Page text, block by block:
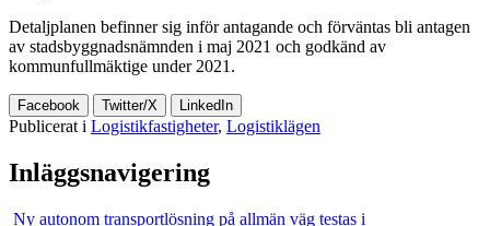
Detaljplanen befinner sig inför antagande och förväntas bli antagen
av stadsbyggnadsnämnden i maj 2021 och godkänd av
kommunfullmäktige under 2021.
Facebook Twitter/X LinkedIn
Publicerat i Logistikfastigheter, Logistiklägen
Inläggsnavigering
Ny autonom transportlösning på allmän väg testas i